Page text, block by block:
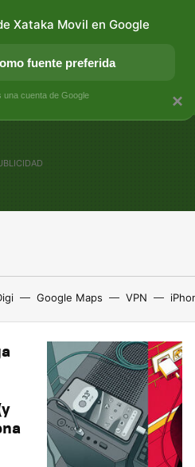
SOCIEDAD APLICACIONES
Google Maps VPN
×
Xataka Movil en Google
fuente preferida
una cuenta de Google